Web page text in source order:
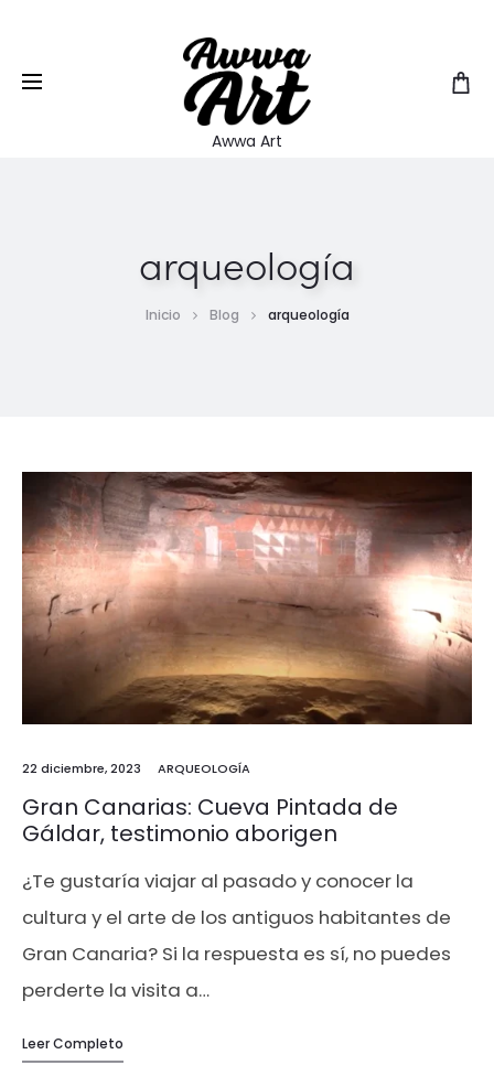
Awwa Art
arqueología
Inicio Blog arqueología
22 diciembre, 2023 ARQUEOLOGÍA
Gran Canarias: Cueva Pintada de
Gáldar, testimonio aborigen
¿Te gustaría viajar al pasado y conocer la
cultura y el arte de los antiguos habitantes de
Gran Canaria? Si la respuesta es sí, no puedes
perderte la visita a…
Leer Completo